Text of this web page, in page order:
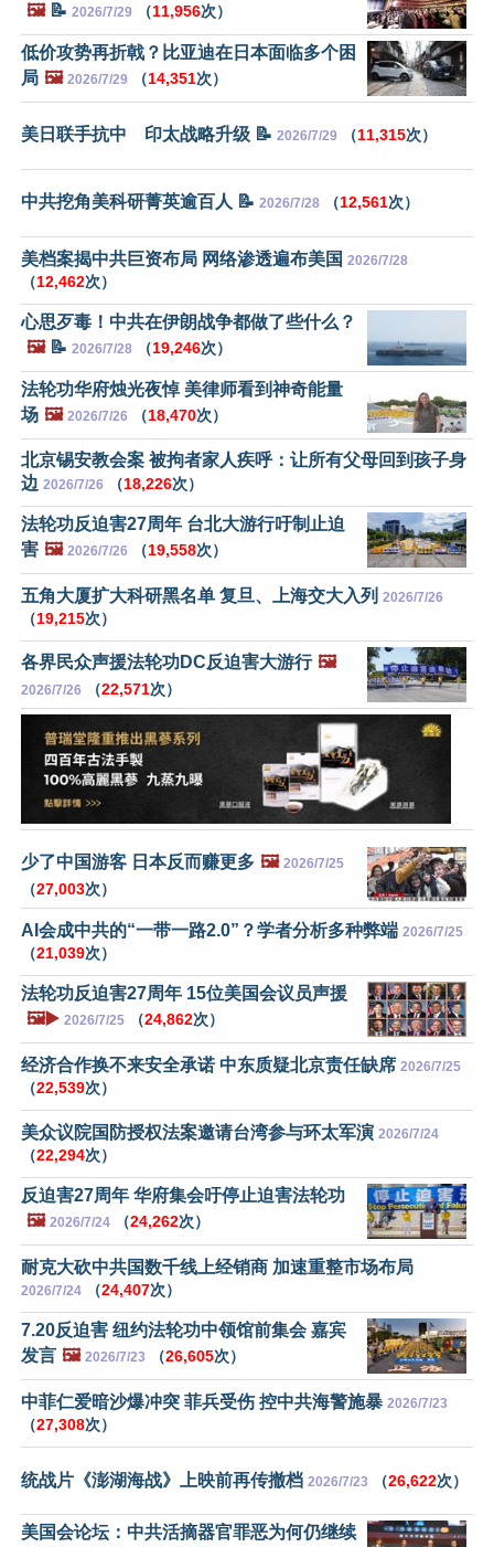
🖼️📝 2026/7/29 （11,956次）
低价攻势再折戟？比亚迪在日本面临多个困
局 🖼️ 2026/7/29 （14,351次）
美日联手抗中 印太战略升级 📝 2026/7/29 （11,315次）
中共挖角美科研菁英逾百人 📝 2026/7/28 （12,561次）
美档案揭中共巨资布局 网络渗透遍布美国 2026/7/28
（12,462次）
心思歹毒！中共在伊朗战争都做了些什么？
🖼️📝 2026/7/28 （19,246次）
法轮功华府烛光夜悼 美律师看到神奇能量
场 🖼️ 2026/7/26 （18,470次）
北京锡安教会案 被拘者家人疾呼：让所有父母回到孩子身
边 2026/7/26 （18,226次）
法轮功反迫害27周年 台北大游行吁制止迫
害 🖼️ 2026/7/26 （19,558次）
五角大厦扩大科研黑名单 复旦、上海交大入列 2026/7/26
（19,215次）
各界民众声援法轮功DC反迫害大游行 🖼️
2026/7/26 （22,571次）
少了中国游客 日本反而赚更多 🖼️ 2026/7/25
（27,003次）
AI会成中共的“一带一路2.0”？学者分析多种弊端 2026/7/25
（21,039次）
法轮功反迫害27周年 15位美国会议员声援
🖼️▶️ 2026/7/25 （24,862次）
经济合作换不来安全承诺 中东质疑北京责任缺席 2026/7/25
（22,539次）
美众议院国防授权法案邀请台湾参与环太军演 2026/7/24
（22,294次）
反迫害27周年 华府集会吁停止迫害法轮功
🖼️ 2026/7/24 （24,262次）
耐克大砍中共国数千线上经销商 加速重整市场布局
2026/7/24 （24,407次）
7.20反迫害 纽约法轮功中领馆前集会 嘉宾
发言 🖼️ 2026/7/23 （26,605次）
中菲仁爱暗沙爆冲突 菲兵受伤 控中共海警施暴 2026/7/23
（27,308次）
统战片《澎湖海战》上映前再传撤档 2026/7/23 （26,622次）
美国会论坛：中共活摘器官罪恶为何仍继续